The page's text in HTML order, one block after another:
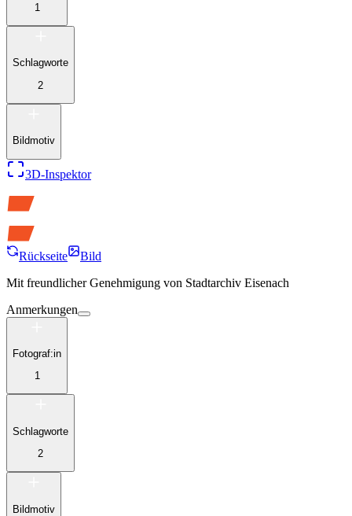
1
Schlagworte
2
Bildmotiv
3D-Inspektor
Rückseite
Bild
Mit freundlicher Genehmigung von Stadtarchiv Eisenach
Anmerkungen
Fotograf:in
1
Schlagworte
2
Bildmotiv